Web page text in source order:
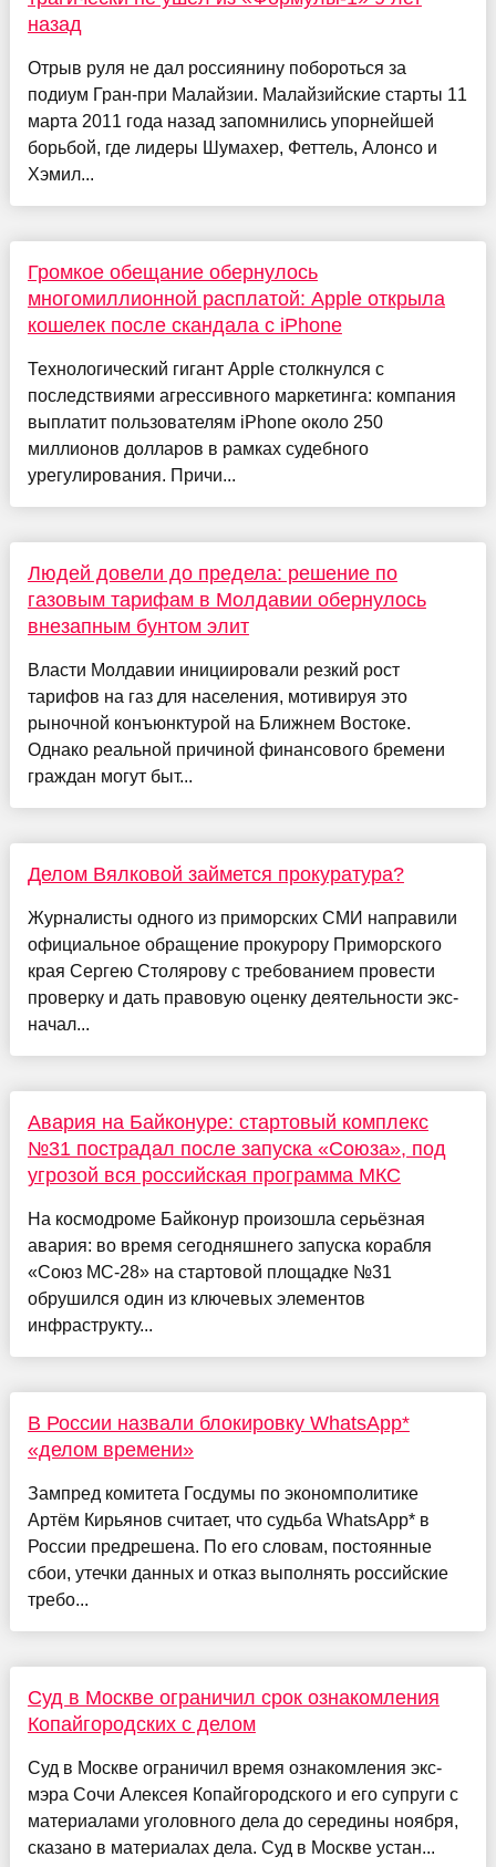
назад
Отрыв руля не дал россиянину побороться за
подиум Гран-при Малайзии. Малайзийские старты 11
марта 2011 года назад запомнились упорнейшей
борьбой, где лидеры Шумахер, Феттель, Алонсо и
Хэмил...
Громкое обещание обернулось
многомиллионной расплатой: Apple открыла
кошелек после скандала с iPhone
Технологический гигант Apple столкнулся с
последствиями агрессивного маркетинга: компания
выплатит пользователям iPhone около 250
миллионов долларов в рамках судебного
урегулирования. Причи...
Людей довели до предела: решение по
газовым тарифам в Молдавии обернулось
внезапным бунтом элит
Власти Молдавии инициировали резкий рост
тарифов на газ для населения, мотивируя это
рыночной конъюнктурой на Ближнем Востоке.
Однако реальной причиной финансового бремени
граждан могут быт...
Делом Вялковой займется прокуратура?
Журналисты одного из приморских СМИ направили
официальное обращение прокурору Приморского
края Сергею Столярову с требованием провести
проверку и дать правовую оценку деятельности экс-
начал...
Авария на Байконуре: стартовый комплекс
№31 пострадал после запуска «Союза», под
угрозой вся российская программа МКС
На космодроме Байконур произошла серьёзная
авария: во время сегодняшнего запуска корабля
«Союз МС-28» на стартовой площадке №31
обрушился один из ключевых элементов
инфраструкту...
В России назвали блокировку WhatsApp*
«делом времени»
Зампред комитета Госдумы по экономполитике
Артём Кирьянов считает, что судьба WhatsApp* в
России предрешена. По его словам, постоянные
сбои, утечки данных и отказ выполнять российские
требо...
Суд в Москве ограничил срок ознакомления
Копайгородских с делом
Суд в Москве ограничил время ознакомления экс-
мэра Сочи Алексея Копайгородского и его супруги с
материалами уголовного дела до середины ноября,
сказано в материалах дела. Суд в Москве устан...